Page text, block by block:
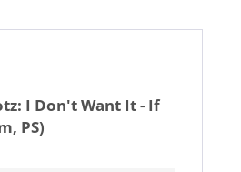
I Don't Want It - If
PS)